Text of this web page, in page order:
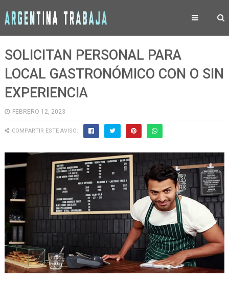
SOLICITAN PERSONAL PARA
LOCAL GASTRONÓMICO CON O SIN
EXPERIENCIA
FEBRERO 12, 2023
COMPARTIR ESTE AVISO: